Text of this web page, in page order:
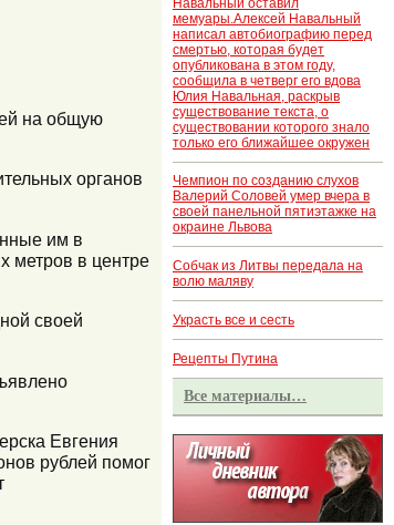
на общую
органов
им в
метров в центре
своей
Евгения
рублей помог
мемуары.Алексей Навальный
написал автобиографию перед
смертью, которая будет
опубликована в этом году,
сообщила в четверг его вдова
Юлия Навальная, раскрыв
существование текста, о
существовании которого знало
только его ближайшее окружен
Чемпион по созданию слухов
Валерий Соловей умер вчера в
своей панельной пятиэтажке на
окраине Львова
Собчак из Литвы передала на
волю маляву
Украсть все и сесть
Рецепты Путина
Все материалы…